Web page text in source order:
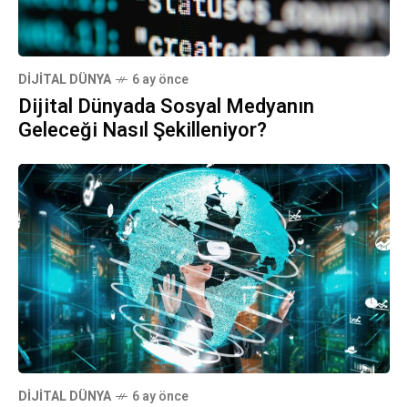
DIJITAL DÜNYA 6 ay önce
Dijital Dünyada Sosyal Medyanın
Geleceği Nasıl Şekilleniyor?
DIJITAL DÜNYA 6 ay önce